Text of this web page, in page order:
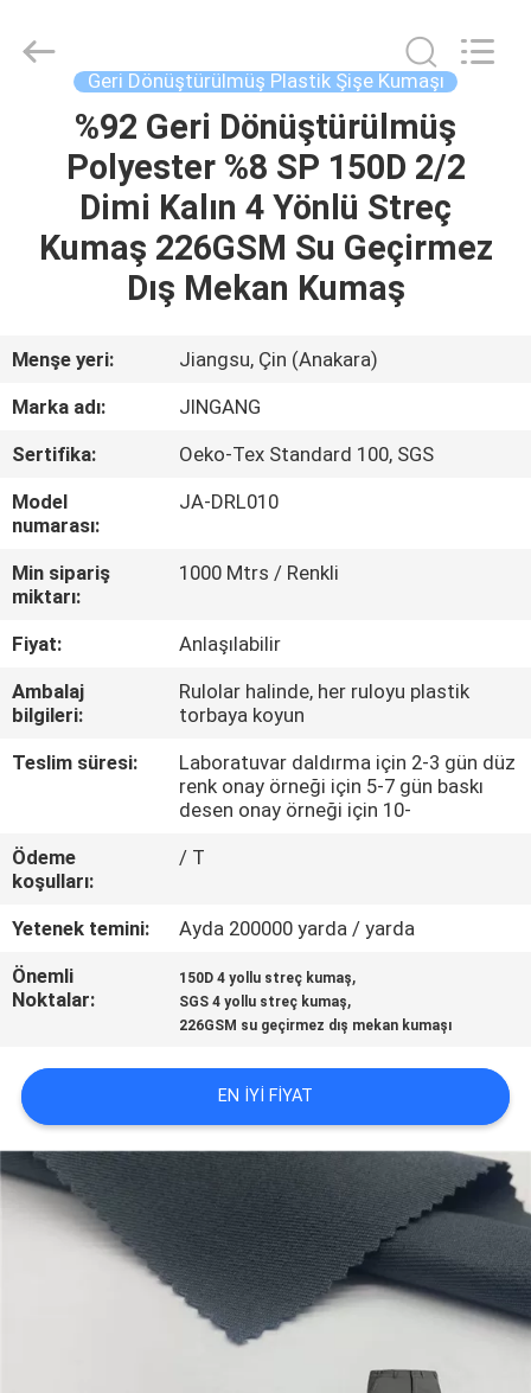
ÜRÜN:%
HAKKIMIZDA
FABRIKA
KALITE
BIZIMLE
ILETIŞIME
GEÇIN
HABERLER
VAKALAR
COMPANY
NEWS
HARITASI
PRIVACY
POLICY
Textile
Co.,Ltd.
Geri Dönüştürülmüş Plastik Şişe Kumaşı
%92 Geri Dönüştürülmüş
Polyester %8 SP 150D 2/2
Dimi Kalın 4 Yönlü Streç
Kumaş 226GSM Su Geçirmez
Dış Mekan Kumaş
Menşe yeri:
Jiangsu, Çin (Anakara)
Marka adı:
JINGANG
Sertifika:
Oeko-Tex Standard 100, SGS
Model
numarası:
JA-DRL010
Min sipariş
miktarı:
1000 Mtrs / Renkli
Fiyat:
Anlaşılabilir
Ambalaj
bilgileri:
Rulolar halinde, her ruloyu plastik
torbaya koyun
Teslim süresi:
Laboratuvar daldırma için 2-3 gün düz
renk onay örneği için 5-7 gün baskı
desen onay örneği için 10-
Ödeme
koşulları:
/ T
Yetenek temini:
Ayda 200000 yarda / yarda
Önemli
Noktalar:
150D 4 yollu streç kumaş,
SGS 4 yollu streç kumaş,
226GSM su geçirmez dış mekan kumaşı
EN IYI FIYAT